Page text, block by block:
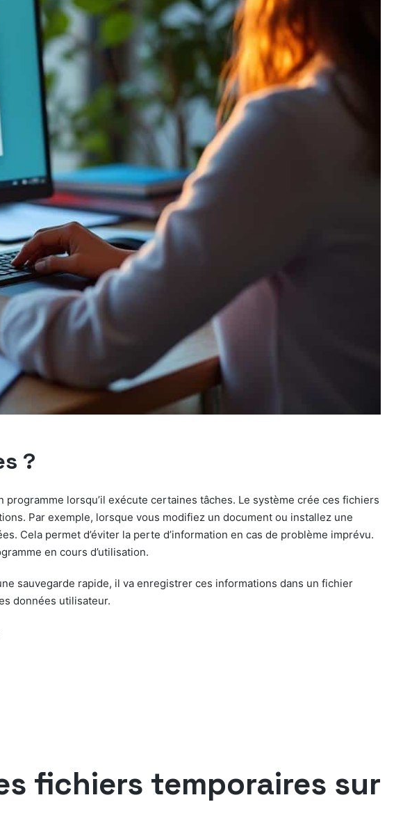
?
lorsqu’il exécute certaines tâches. Le système crée ces fichiers
Par exemple, lorsque vous modifiez un document ou installez une
Cela permet d’éviter la perte d’information en cas de problème imprévu.
en cours d’utilisation.
sauvegarde rapide, il va enregistrer ces informations dans un fichier
données utilisateur.
fichiers temporaires sur